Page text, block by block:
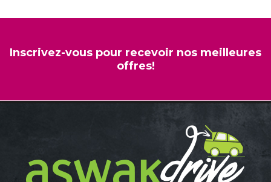
Inscrivez-vous pour recevoir nos meilleures
offres!